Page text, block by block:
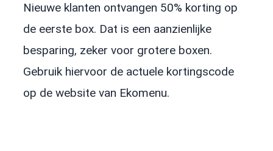
Nieuwe klanten ontvangen 50% korting op
de eerste box. Dat is een aanzienlijke
besparing, zeker voor grotere boxen.
Gebruik hiervoor de actuele kortingscode
op de website van Ekomenu.